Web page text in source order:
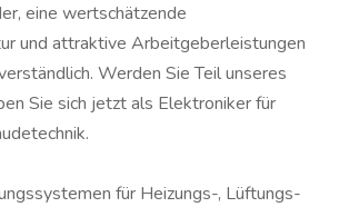
eine wertschätzende
und attraktive Arbeitgeberleistungen
Werden Sie Teil unseres
Sie sich jetzt als Elektroniker für
für Heizungs-, Lüftungs-